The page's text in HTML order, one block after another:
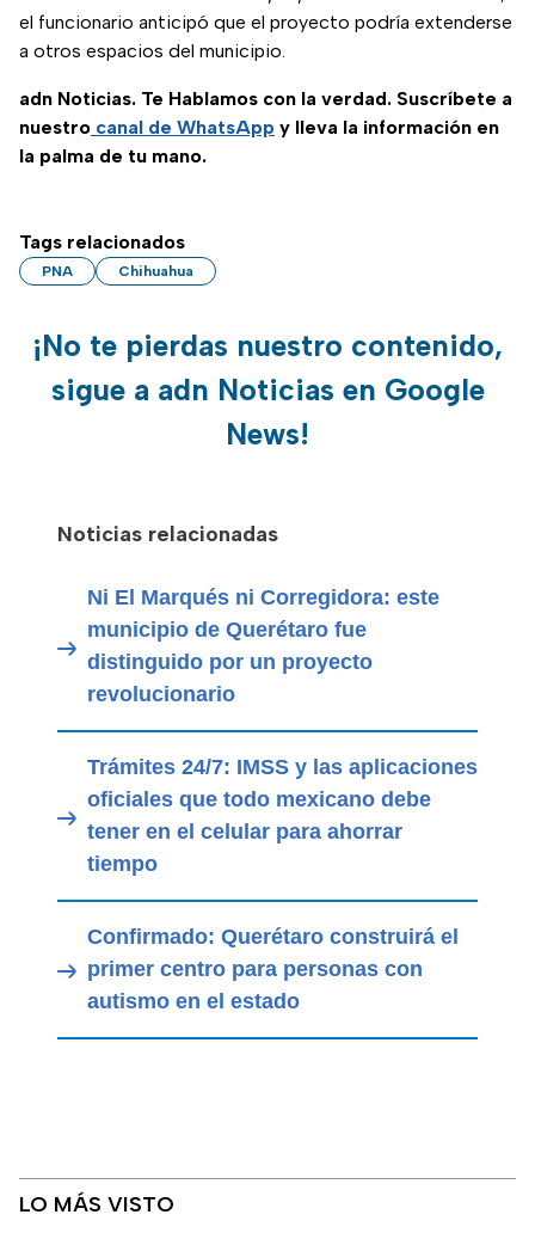
el funcionario anticipó que el proyecto podría extenderse
a otros espacios del municipio.
adn Noticias. Te Hablamos con la verdad. Suscríbete a
nuestro canal de WhatsApp y lleva la información en
la palma de tu mano.
Tags relacionados
PNA Chihuahua
¡No te pierdas nuestro contenido,
sigue a adn Noticias en Google
News!
Noticias relacionadas
Ni El Marqués ni Corregidora: este
municipio de Querétaro fue
distinguido por un proyecto
revolucionario
Trámites 24/7: IMSS y las aplicaciones
oficiales que todo mexicano debe
tener en el celular para ahorrar
tiempo
Confirmado: Querétaro construirá el
primer centro para personas con
autismo en el estado
LO MÁS VISTO